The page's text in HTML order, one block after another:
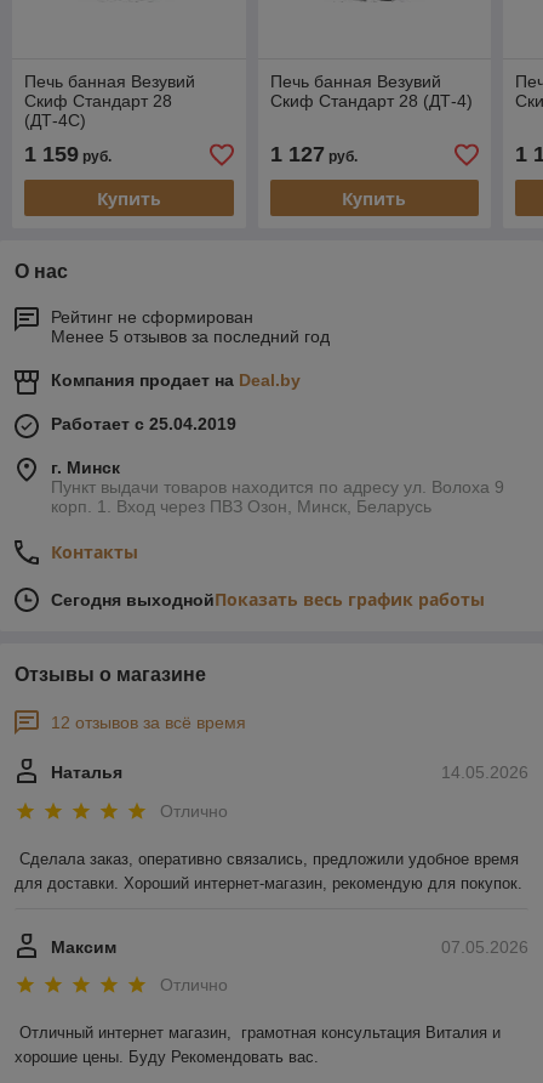
Печь банная Везувий
Скиф Стандарт 28
(ДТ-4С)
1 159 руб.
Купить
Печь банная Везувий
Скиф Стандарт 28 (ДТ-4)
1 127 руб.
Купить
1
О нас
Рейтинг не сформирован
Менее 5 отзывов за последний год
Компания продает на Deal.by
Работает с 25.04.2019
г. Минск
Пункт выдачи товаров находится по адресу ул. Волоха 9
корп. 1. Вход через ПВЗ Озон, Минск, Беларусь
Контакты
Сегодня выходнойПоказать весь график работы
Отзывы о магазине
12 отзывов за всё время
14.05.2026
Наталья
Отлично
Сделала заказ, оперативно связались, предложили удобное время
для доставки. Хороший интернет-магазин, рекомендую для покупок.
07.05.2026
Максим
Отлично
Отличный интернет магазин,  грамотная консультация Виталия и
хорошие цены. Буду Рекомендовать вас.